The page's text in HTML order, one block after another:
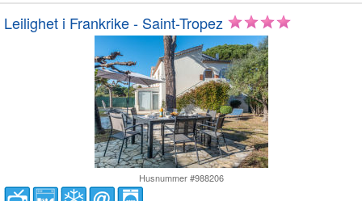
Leilighet i Frankrike - Saint-Tropez
Husnummer #988206